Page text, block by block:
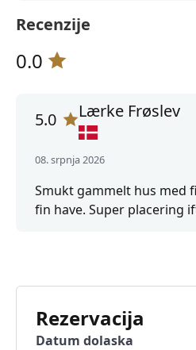
Recenzije
0.0
5.0 Lærke Frøslev
08. srpnja 2026
Smukt gammelt hus med
fin have. Super placering
Rezervacija
Datum dolaska